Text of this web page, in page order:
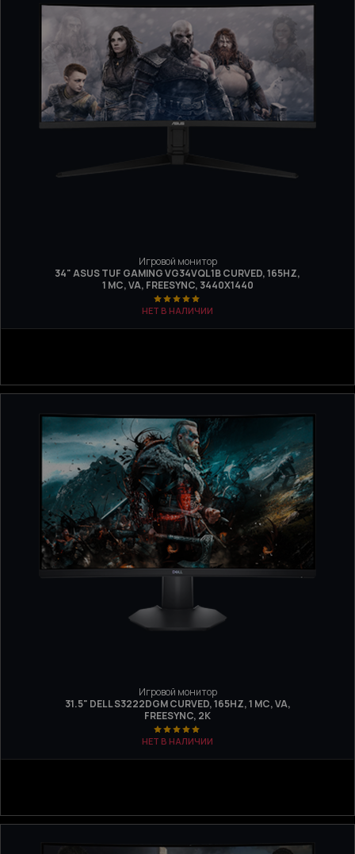
Игровой монитор
34" ASUS TUF GAMING VG34VQL1B CURVED, 165HZ,
1 МС, VA, FREESYNC, 3440Х1440
НЕТ В НАЛИЧИИ
Игровой монитор
31.5" DELL S3222DGM CURVED, 165HZ, 1 МС, VA,
FREESYNC, 2K
НЕТ В НАЛИЧИИ